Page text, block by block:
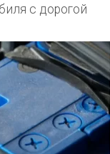
с дорогой